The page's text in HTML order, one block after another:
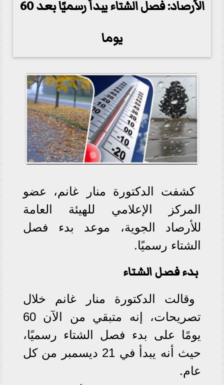
الأرصاد: فصل الشتاء يبدأ رسميًا بعد 60
يوما
كشفت الدكتورة منار غانم، عضو
المركز الإعلامي للهيئة العامة
للأرصاد الجوية، موعد بدء فصل
الشتاء رسميًا.
بدء فصل الشتاء
وقالت الدكتورة منار غانم خلال
تصريحات، إنه متبقي من الآن 60
يومًا على بدء فصل الشتاء رسميًا،
حيث أنه يبدأ في 21 ديسمبر من كل
عام.